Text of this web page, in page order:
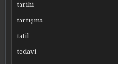
tarihi
tartışma
tatil
tedavi